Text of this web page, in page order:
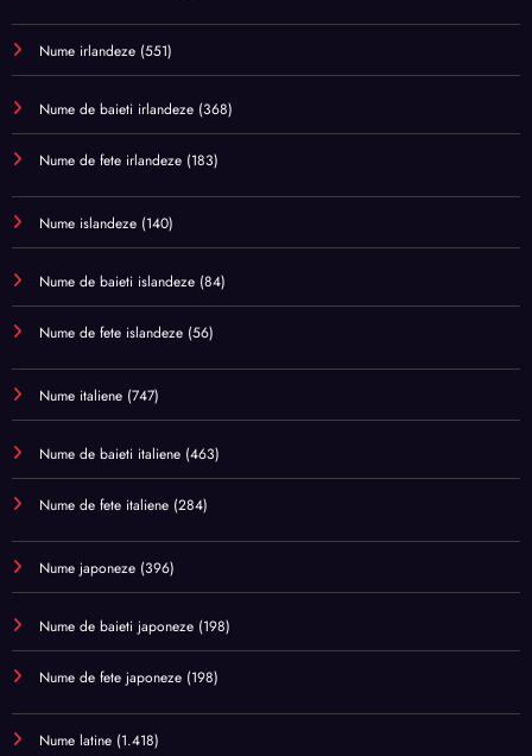
Nume irlandeze (551)
Nume de baieti irlandeze (368)
Nume de fete irlandeze (183)
Nume islandeze (140)
Nume de baieti islandeze (84)
Nume de fete islandeze (56)
Nume italiene (747)
Nume de baieti italiene (463)
Nume de fete italiene (284)
Nume japoneze (396)
Nume de baieti japoneze (198)
Nume de fete japoneze (198)
Nume latine (1.418)